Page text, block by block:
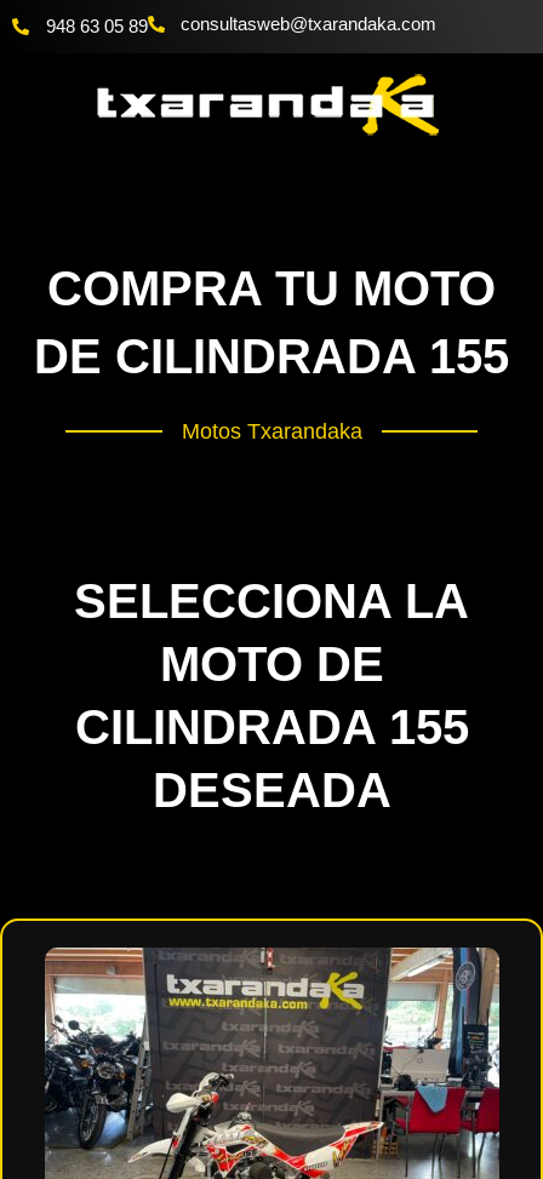
948 63 05 89 moc.akadnaraxt
@bewsatlusnoc
COMPRA TU MOTO
DE CILINDRADA 155
Motos Txarandaka
SELECCIONA LA
MOTO DE
CILINDRADA 155
DESEADA